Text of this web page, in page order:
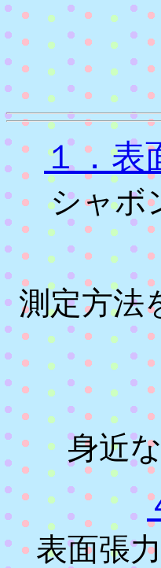
１．表
シャボ
測定方法
身近
表面張